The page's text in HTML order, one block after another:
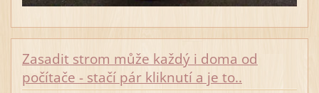
Zasadit strom může každý i doma od
počítače - stačí pár kliknutí a je to..